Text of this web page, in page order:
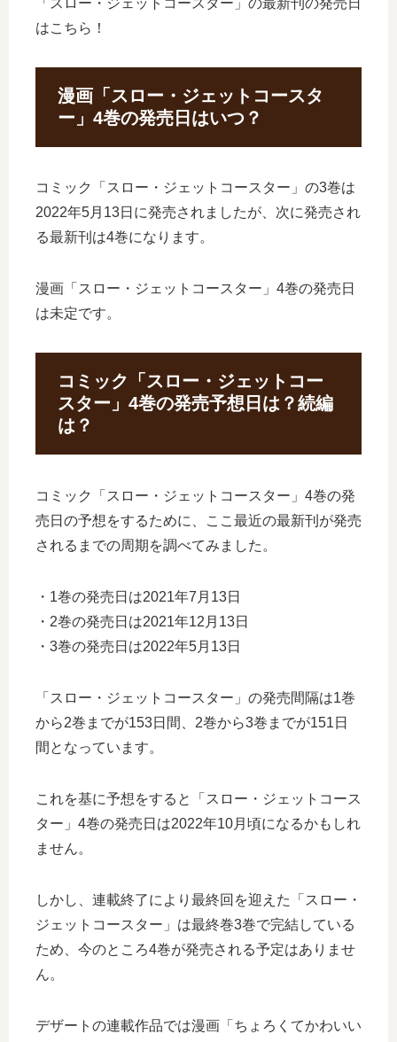
「スロー・ジェットコースター」の最新刊の発売日
はこちら！
漫画「スロー・ジェットコースタ
ー」4巻の発売日はいつ？
コミック「スロー・ジェットコースター」の3巻は
2022年5月13日に発売されましたが、次に発売され
る最新刊は4巻になります。
漫画「スロー・ジェットコースター」4巻の発売日
は未定です。
コミック「スロー・ジェットコー
スター」4巻の発売予想日は？続編
は？
コミック「スロー・ジェットコースター」4巻の発
売日の予想をするために、ここ最近の最新刊が発売
されるまでの周期を調べてみました。
・1巻の発売日は2021年7月13日
・2巻の発売日は2021年12月13日
・3巻の発売日は2022年5月13日
「スロー・ジェットコースター」の発売間隔は1巻
から2巻までが153日間、2巻から3巻までが151日
間となっています。
これを基に予想をすると「スロー・ジェットコース
ター」4巻の発売日は2022年10月頃になるかもしれ
ません。
しかし、連載終了により最終回を迎えた「スロー・
ジェットコースター」は最終巻3巻で完結している
ため、今のところ4巻が発売される予定はありませ
ん。
デザートの連載作品では漫画「ちょろくてかわいい